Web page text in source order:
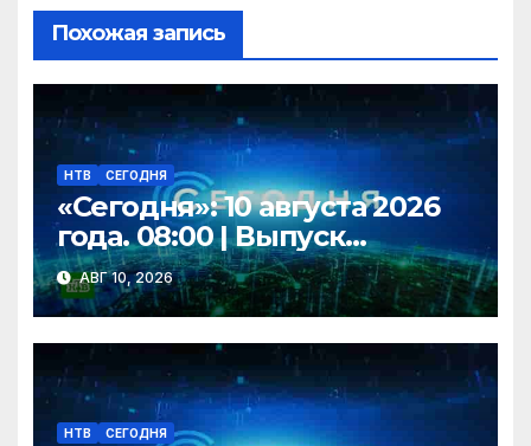
s
ni
ki
ь
Похожая запись
НТВ СЕГОДНЯ
«Сегодня»: 10 августа 2026
года. 08:00 | Выпуск
новостей | Новости НТВ
АВГ 10, 2026
НТВ СЕГОДНЯ